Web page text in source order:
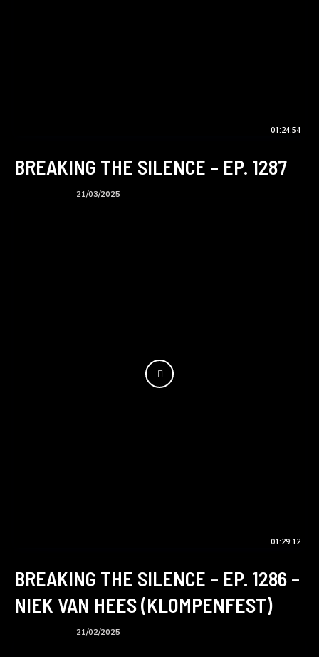
01:24:54
BREAKING THE SILENCE – EP. 1287
21/03/2025
01:29:12
BREAKING THE SILENCE – EP. 1286 –
NIEK VAN HEES (KLOMPENFEST)
21/02/2025